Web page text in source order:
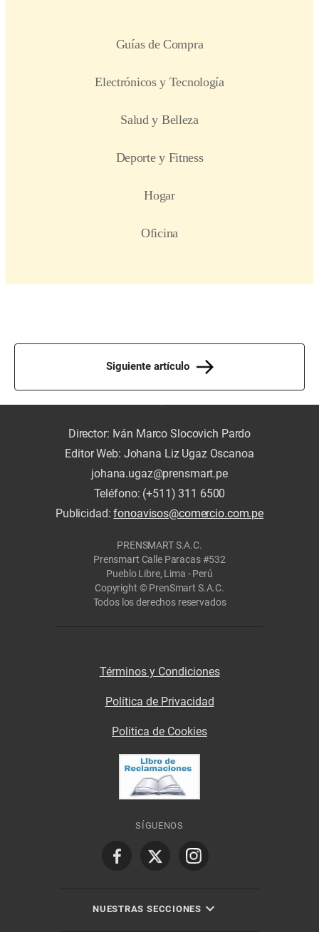
Siguiente artículo
Director: Iván Marco Slocovich Pardo
Editor Web: Johana Liz Ugaz Oscanoa
johana.ugaz@prensmart.pe
Teléfono: (+511) 311 6500
Publicidad:fonoavisos@comercio.com.pe
PRENSMART S.A.C.
Prensmart Calle Paracas #532
Pueblo Libre, Lima - Perú
Copyright © PrenSmart S.A.C.
Todos los derechos reservados
Términos y Condiciones
Política de Privacidad
Politica de Cookies
SÍGUENOS
NUESTRAS SECCIONES